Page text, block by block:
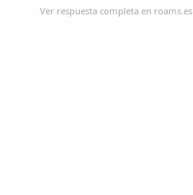
Ver respuesta completa en roams.es